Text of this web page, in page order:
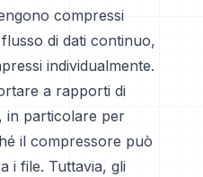
compressi
di dati continuo,
individualmente.
a rapporti di
in particolare per
il compressore può
i file. Tuttavia, gli